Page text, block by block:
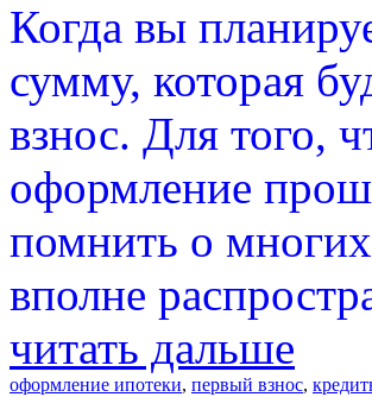
Когда вы
сумму, которая
взнос. Для того,
оформление
помнить о
вполне
читать дальше
оформление ипотеки, первый взнос,